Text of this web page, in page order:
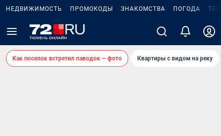
НЕДВИЖИМОСТЬ ПРОМОКОДЫ ЗНАКОМСТВА ПОГОДА
Как поселок встретил паводок — фото Квартиры с видом на реку